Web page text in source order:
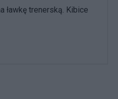
ławkę trenerską. Kibice